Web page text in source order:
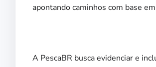
apontando caminhos com base
A PescaBR busca evidenciar e